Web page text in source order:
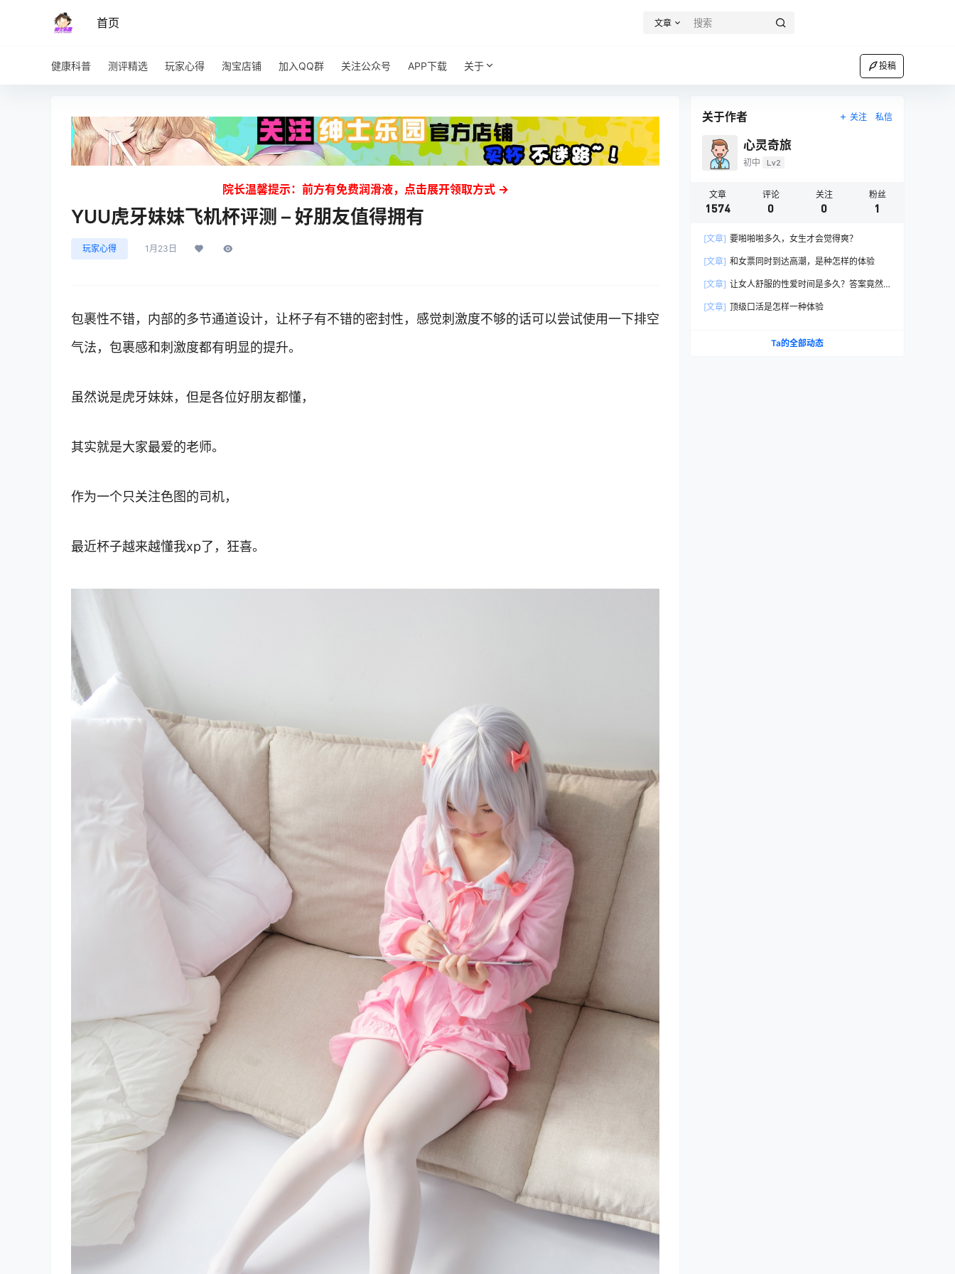
首页 文章
健康科普 测评精选 玩家心得 淘宝店铺 加入QQ群 关注公众号 APP下载 关于 投稿
院长温馨提示：前方有免费润滑液，点击展开领取方式 →
YUU虎牙妹妹飞机杯评测 – 好朋友值得拥有
玩家心得 1月23日
包裹性不错，内部的多节通道设计，让杯子有不错的密封性，感觉刺激度不够的话可以尝试使用一下排空
气法，包裹感和刺激度都有明显的提升。
虽然说是虎牙妹妹，但是各位好朋友都懂，
其实就是大家最爱的老师。
作为一个只关注色图的司机，
最近杯子越来越懂我xp了，狂喜。
关于作者 关注 私信
心灵奇旅
初中 Lv2
文章
1574
评论
0
关注
0
粉丝
1
[文章] 要啪啪啪多久，女生才会觉得爽？
[文章] 和女票同时到达高潮，是种怎样的体验
[文章] 让女人舒服的性爱时间是多久？答案竟然
[文章] 顶级口活是怎样一种体验
Ta的全部动态